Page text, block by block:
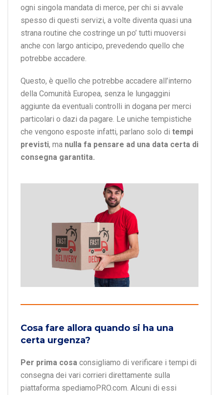
ogni singola mandata di merce, per chi si avvale
spesso di questi servizi, a volte diventa quasi una
strana routine che costringe un po’ tutti muoversi
anche con largo anticipo, prevedendo quello che
potrebbe accadere.
Questo, è quello che potrebbe accadere all’interno
della Comunità Europea, senza le lungaggini
aggiunte da eventuali controlli in dogana per merci
particolari o dazi da pagare. Le uniche tempistiche
che vengono esposte infatti, parlano solo di tempi
previsti, ma nulla fa pensare ad una data certa di
consegna garantita.
Cosa fare allora quando si ha una
certa urgenza?
Per prima cosa consigliamo di verificare i tempi di
consegna dei vari corrieri direttamente sulla
piattaforma spediamoPRO.com. Alcuni di essi